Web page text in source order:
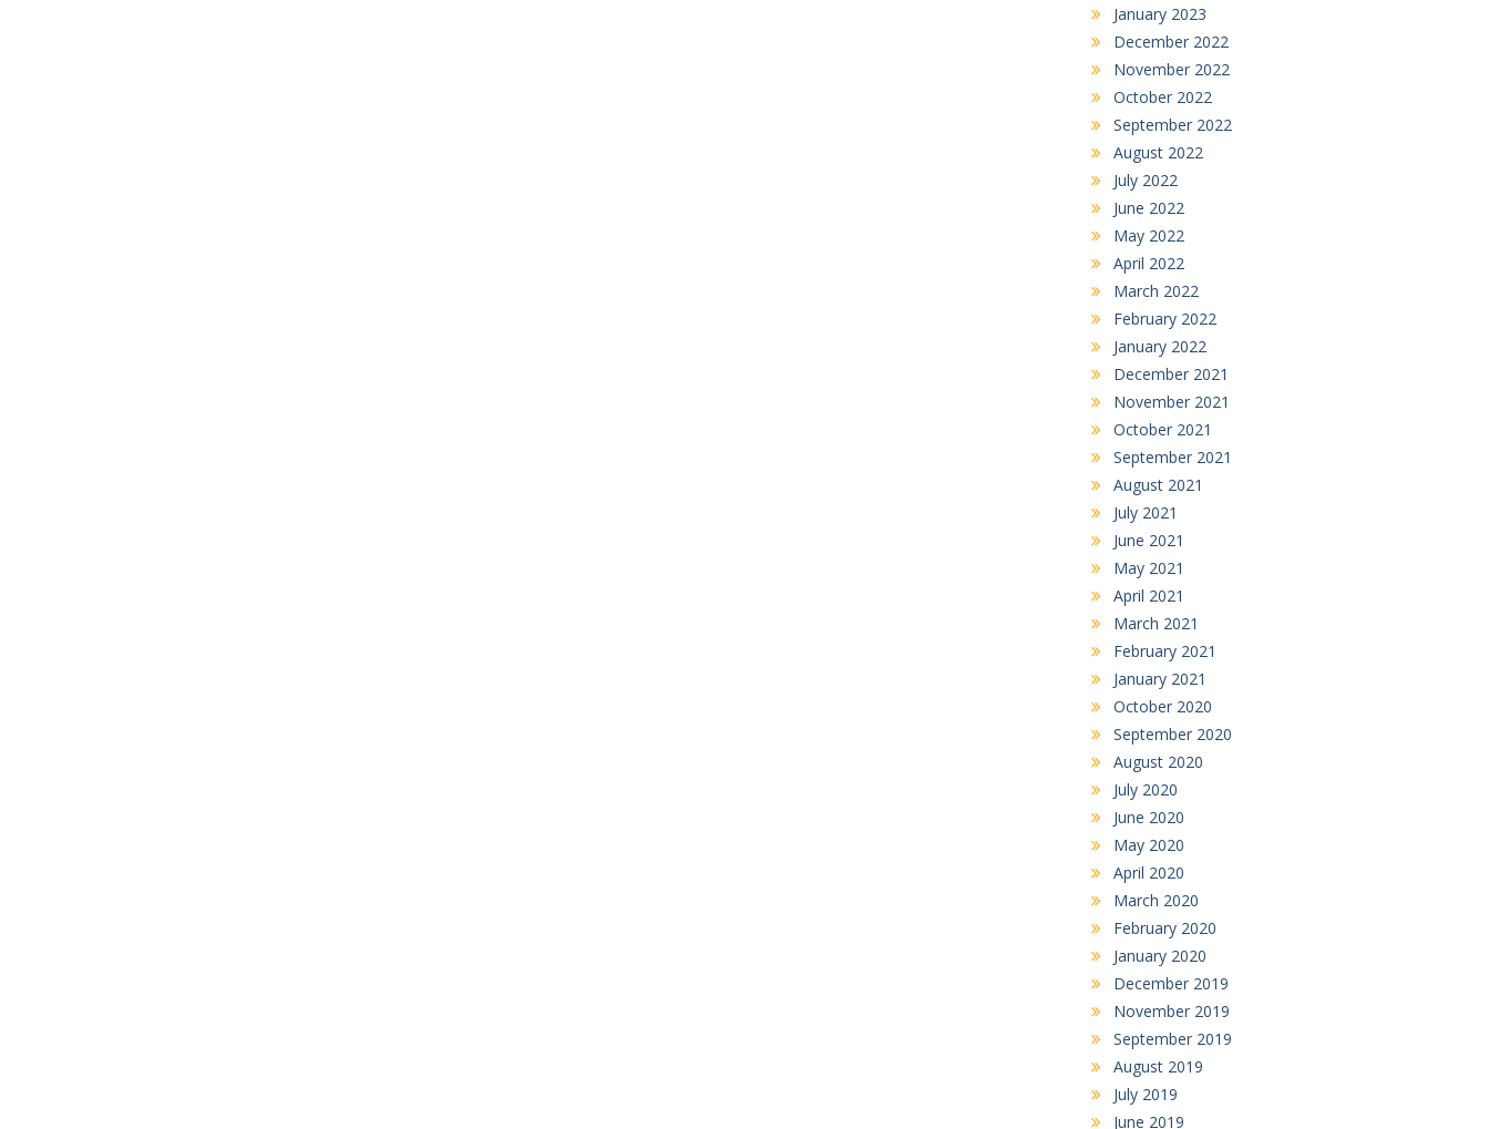
January 2023
December 2022
November 2022
October 2022
September 2022
August 2022
July 2022
June 2022
May 2022
April 2022
March 2022
February 2022
January 2022
December 2021
November 2021
October 2021
September 2021
August 2021
July 2021
June 2021
May 2021
April 2021
March 2021
February 2021
January 2021
October 2020
September 2020
August 2020
July 2020
June 2020
May 2020
April 2020
March 2020
February 2020
January 2020
December 2019
November 2019
September 2019
August 2019
July 2019
June 2019